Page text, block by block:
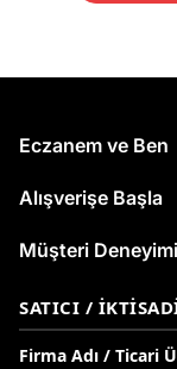
Eczanem ve Ben
Alışverişe Başla
Müşteri Deneyimi
SATICI /
Firma Adı / Ticari